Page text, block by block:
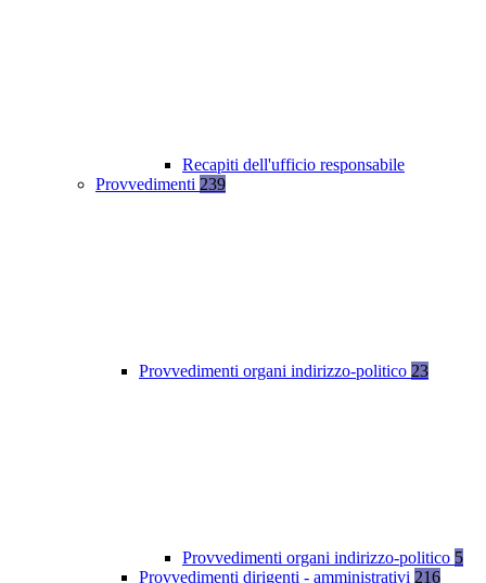
Recapiti dell'ufficio responsabile
Provvedimenti 239
Provvedimenti organi indirizzo-politico 23
Provvedimenti organi indirizzo-politico 5
Provvedimenti dirigenti - amministrativi 216